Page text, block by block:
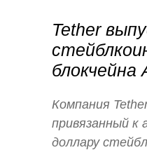
Tether
блокчейна
Компания
привязанный к
доллару